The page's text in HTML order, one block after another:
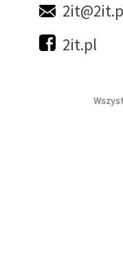
2it.pl